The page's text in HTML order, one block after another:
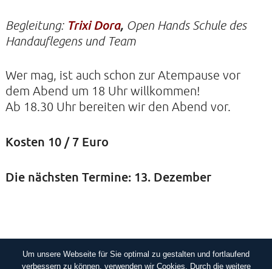
KIRCHE DER STILLE
Tel: 040-21088468
Begleitung:Trixi Dora,Open Hands Schule des
Handauflegens und Team
Wer mag, ist auch schon zur Atempause vor
dem Abend um 18 Uhr willkommen!
Ab 18.30 Uhr bereiten wir den Abend vor.
Kosten 10 / 7 Euro
Die nächsten Termine: 13. Dezember
IMPRESSUM DATENSCHUTZERKLÄRUNG
Um unsere Webseite für Sie optimal zu gestalten und fortlaufend
verbessern zu können, verwenden wir Cookies. Durch die weitere